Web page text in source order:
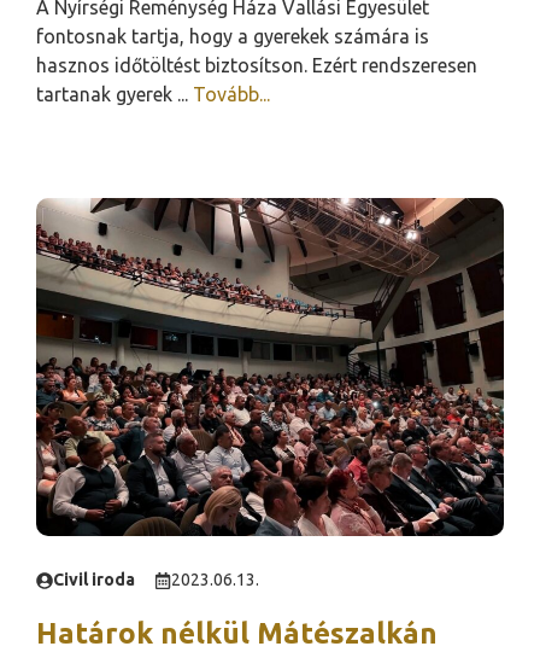
A Nyírségi Reménység Háza Vallási Egyesület
fontosnak tartja, hogy a gyerekek számára is
hasznos időtöltést biztosítson. Ezért rendszeresen
tartanak gyerek ... Tovább...
Civil iroda 2023.06.13.
Határok nélkül Mátészalkán